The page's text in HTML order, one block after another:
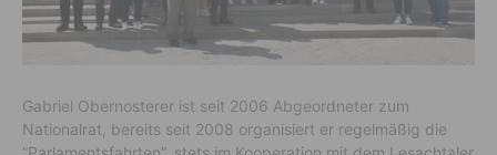
Gabriel Obernosterer ist seit 2006 Abgeordneter zum
Nationalrat, bereits seit 2008 organisiert er regelmäßig die